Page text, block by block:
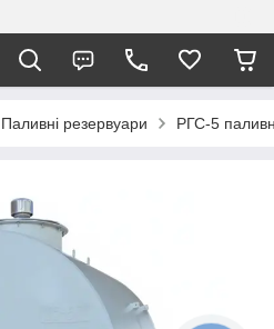
Паливні резервуари РГС-5